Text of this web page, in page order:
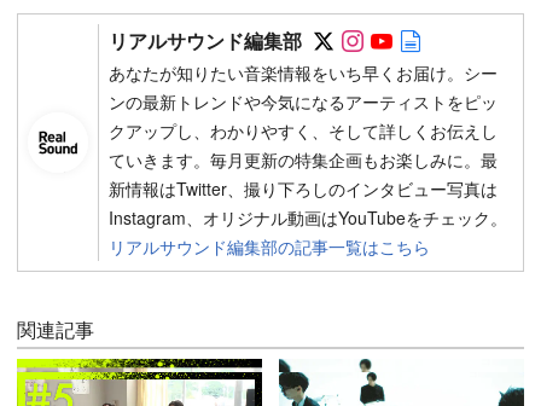
リアルサウンド編集部 Follow on SNS
Follow on SNS
Follow on
あなたが知りたい音楽情報をいち早くお届け。シー
ンの最新トレンドや今気になるアーティストをピッ
クアップし、わかりやすく、そして詳しくお伝えし
ていきます。毎月更新の特集企画もお楽しみに。最
新情報はTwitter、撮り下ろしのインタビュー写真は
Instagram、オリジナル動画はYouTubeをチェック。
リアルサウンド編集部の記事一覧はこちら
関連記事